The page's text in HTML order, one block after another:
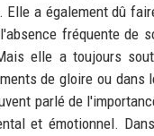
Elle a également dû
fréquente de
elle a toujours
de gloire ou dans
parlé de
et émotionnel.